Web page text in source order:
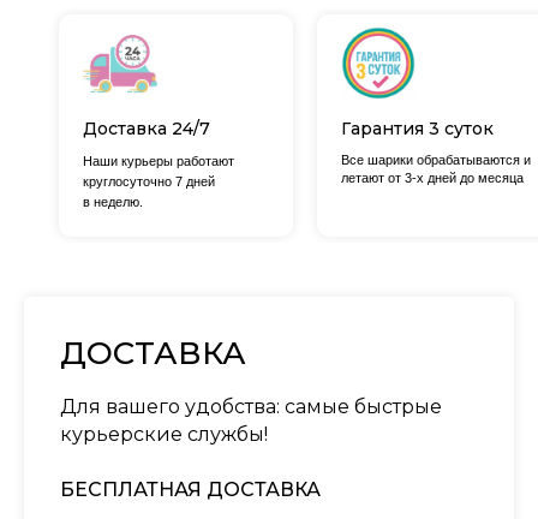
Доставка 24/7
Все шарики обрабатываются и
летают от 3-х дней до месяца
Наши курьеры работают
круглосуточно 7 дней
в неделю.
Гарантия 3 суток
ДОСТАВКА
Для вашего удобства: самые быстрые
курьерские службы!
БЕСПЛАТНАЯ ДОСТАВКА